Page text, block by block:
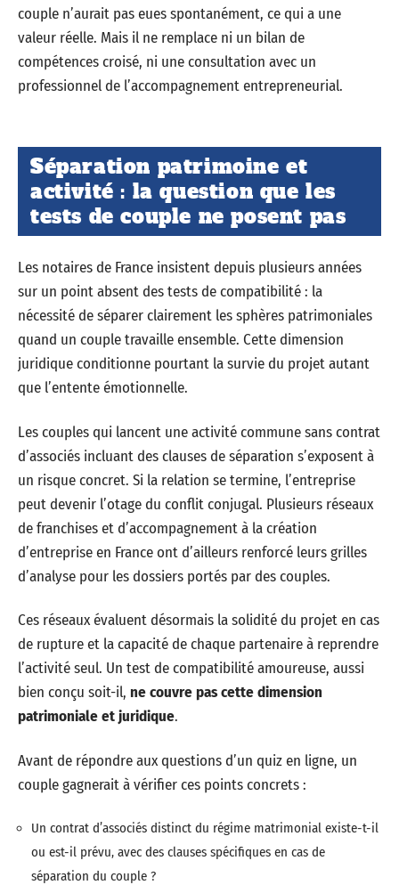
couple n’aurait pas eues spontanément, ce qui a une
valeur réelle. Mais il ne remplace ni un bilan de
compétences croisé, ni une consultation avec un
professionnel de l’accompagnement entrepreneurial.
Séparation patrimoine et
activité : la question que les
tests de couple ne posent pas
Les notaires de France insistent depuis plusieurs années
sur un point absent des tests de compatibilité : la
nécessité de séparer clairement les sphères patrimoniales
quand un couple travaille ensemble. Cette dimension
juridique conditionne pourtant la survie du projet autant
que l’entente émotionnelle.
Les couples qui lancent une activité commune sans contrat
d’associés incluant des clauses de séparation s’exposent à
un risque concret. Si la relation se termine, l’entreprise
peut devenir l’otage du conflit conjugal. Plusieurs réseaux
de franchises et d’accompagnement à la création
d’entreprise en France ont d’ailleurs renforcé leurs grilles
d’analyse pour les dossiers portés par des couples.
Ces réseaux évaluent désormais la solidité du projet en cas
de rupture et la capacité de chaque partenaire à reprendre
l’activité seul. Un test de compatibilité amoureuse, aussi
bien conçu soit-il, ne couvre pas cette dimension
patrimoniale et juridique.
Avant de répondre aux questions d’un quiz en ligne, un
couple gagnerait à vérifier ces points concrets :
Un contrat d’associés distinct du régime matrimonial existe-t-il
ou est-il prévu, avec des clauses spécifiques en cas de
séparation du couple ?